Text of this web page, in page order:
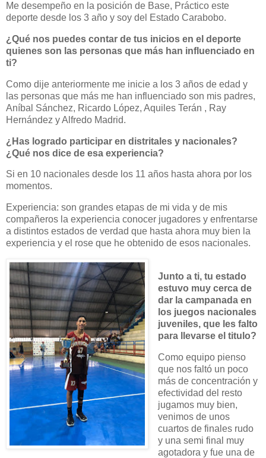
Me desempeño en la posición de Base, Práctico este
deporte desde los 3 año y soy del Estado Carabobo.
¿Qué nos puedes contar de tus inicios en el deporte
quienes son las personas que más han influenciado en
ti?
Como dije anteriormente me inicie a los 3 años de edad y
las personas que más me han influenciado son mis padres,
Aníbal Sánchez, Ricardo López, Aquiles Terán , Ray
Hernández y Alfredo Madrid.
¿Has logrado participar en distritales y nacionales?
¿Qué nos dice de esa experiencia?
Si en 10 nacionales desde los 11 años hasta ahora por los
momentos.
Experiencia: son grandes etapas de mi vida y de mis
compañeros la experiencia conocer jugadores y enfrentarse
a distintos estados de verdad que hasta ahora muy bien la
experiencia y el rose que he obtenido de esos nacionales.
Junto a ti, tu estado
estuvo muy cerca de
dar la campanada en
los juegos nacionales
juveniles, que les falto
para llevarse el titulo?
Como equipo pienso
que nos faltó un poco
más de concentración y
efectividad del resto
jugamos muy bien,
venimos de unos
cuartos de finales rudo
y una semi final muy
agotadora y fue una de